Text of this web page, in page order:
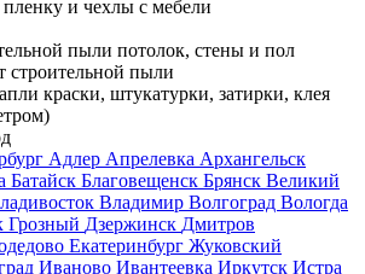
и чехлы с мебели
пыли потолок, стены и пол
строительной пыли
краски, штукатурки, затирки, клея
Адлер Апрелевка Архангельск
Батайск Благовещенск Брянск Великий
Владимир Волгоград Вологда
Грозный Дзержинск Дмитров
Екатеринбург Жуковский
Иваново Ивантеевка Иркутск Истра